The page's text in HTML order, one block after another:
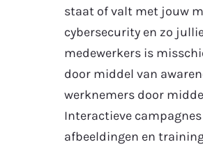
staat of valt met jouw
cybersecurity en zo
medewerkers is
door middel van
werknemers door
Interactieve
afbeeldingen en